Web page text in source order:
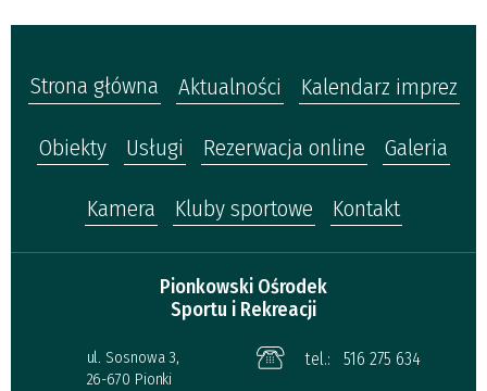
Strona główna Aktualności Kalendarz imprez
Obiekty Usługi Rezerwacja online Galeria
Kamera Kluby sportowe Kontakt
Pionkowski Ośrodek
Sportu i Rekreacji
ul. Sosnowa 3,
26-670 Pionki
tel.: 516 275 634